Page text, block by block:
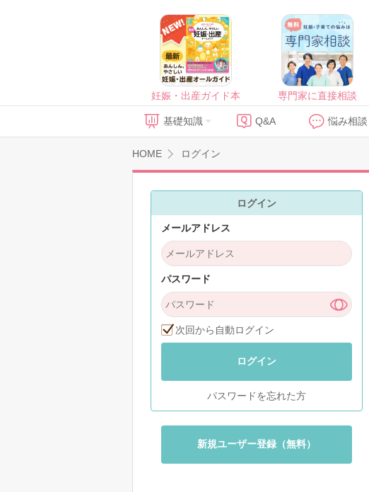
妊娠・出産ガイド本 専門家に直接相談
基礎知識 Q&A 悩み相談
HOME ログイン
ログイン
メールアドレス
パスワード
次回から自動ログイン
ログイン
パスワードを忘れた方
新規ユーザー登録（無料）